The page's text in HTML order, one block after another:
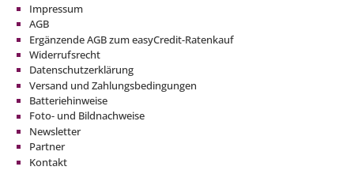
Impressum
AGB
Ergänzende AGB zum easyCredit-Ratenkauf
Widerrufsrecht
Datenschutzerklärung
Versand und Zahlungsbedingungen
Batteriehinweise
Foto- und Bildnachweise
Newsletter
Partner
Kontakt